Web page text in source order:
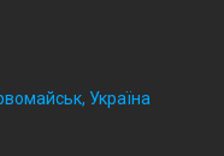
Україна